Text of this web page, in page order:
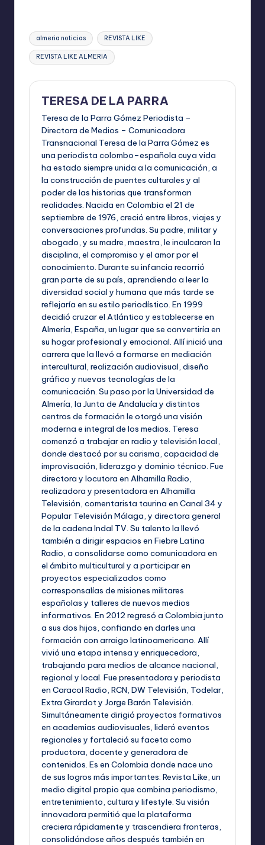
Etiquetas:
almeria noticias REVISTA LIKE
REVISTA LIKE ALMERIA
TERESA DE LA PARRA
Teresa de la Parra Gómez Periodista –
Directora de Medios – Comunicadora
Transnacional Teresa de la Parra Gómez es
una periodista colombo–española cuya vida
ha estado siempre unida a la comunicación, a
la construcción de puentes culturales y al
poder de las historias que transforman
realidades. Nacida en Colombia el 21 de
septiembre de 1976, creció entre libros, viajes y
conversaciones profundas. Su padre, militar y
abogado, y su madre, maestra, le inculcaron la
disciplina, el compromiso y el amor por el
conocimiento. Durante su infancia recorrió
gran parte de su país, aprendiendo a leer la
diversidad social y humana que más tarde se
reflejaría en su estilo periodístico. En 1999
decidió cruzar el Atlántico y establecerse en
Almería, España, un lugar que se convertiría en
su hogar profesional y emocional. Allí inició una
carrera que la llevó a formarse en mediación
intercultural, realización audiovisual, diseño
gráfico y nuevas tecnologías de la
comunicación. Su paso por la Universidad de
Almería, la Junta de Andalucía y distintos
centros de formación le otorgó una visión
moderna e integral de los medios. Teresa
comenzó a trabajar en radio y televisión local,
donde destacó por su carisma, capacidad de
improvisación, liderazgo y dominio técnico. Fue
directora y locutora en Alhamilla Radio,
realizadora y presentadora en Alhamilla
Televisión, comentarista taurina en Canal 34 y
Popular Televisión Málaga, y directora general
de la cadena Indal TV. Su talento la llevó
también a dirigir espacios en Fiebre Latina
Radio, a consolidarse como comunicadora en
el ámbito multicultural y a participar en
proyectos especializados como
corresponsalías de misiones militares
españolas y talleres de nuevos medios
informativos. En 2012 regresó a Colombia junto
a sus dos hijos, confiando en darles una
formación con arraigo latinoamericano. Allí
vivió una etapa intensa y enriquecedora,
trabajando para medios de alcance nacional,
regional y local. Fue presentadora y periodista
en Caracol Radio, RCN, DW Televisión, Todelar,
Extra Girardot y Jorge Barón Televisión.
Simultáneamente dirigió proyectos formativos
en academias audiovisuales, lideró eventos
regionales y fortaleció su faceta como
productora, docente y generadora de
contenidos. Es en Colombia donde nace uno
de sus logros más importantes: Revista Like, un
medio digital propio que combina periodismo,
entretenimiento, cultura y lifestyle. Su visión
innovadora permitió que la plataforma
creciera rápidamente y trascendiera fronteras,
consolidándose años después también en